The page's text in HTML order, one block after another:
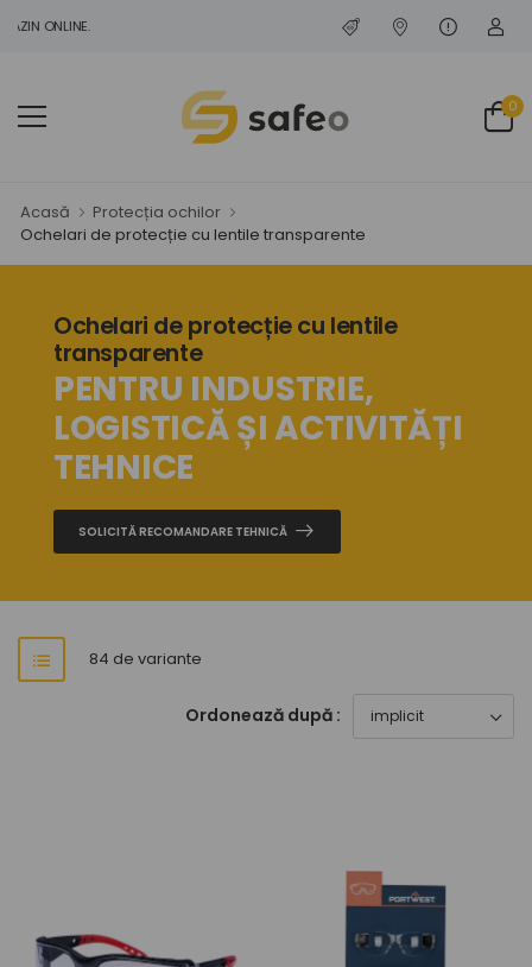
0
Acasă
Protecția ochilor
Ochelari de protecție cu lentile transparente
Ochelari de protecție cu lentile
transparente
PENTRU INDUSTRIE,
LOGISTICĂ ȘI ACTIVITĂȚI
TEHNICE
SOLICITĂ RECOMANDARE TEHNICĂ
84 de variante
Ordonează după :